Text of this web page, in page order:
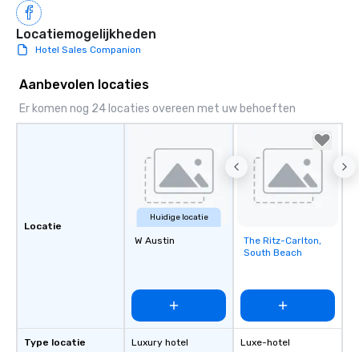
Locatiemogelijkheden
Hotel Sales Companion
Aanbevolen locaties
Er komen nog 24 locaties overeen met uw behoeften
Locatie
Type locatie
Huidige locatie
W Austin
Luxury hotel
Removed from
favorites
The Ritz-Carlton,
South Beach
Luxe-hotel